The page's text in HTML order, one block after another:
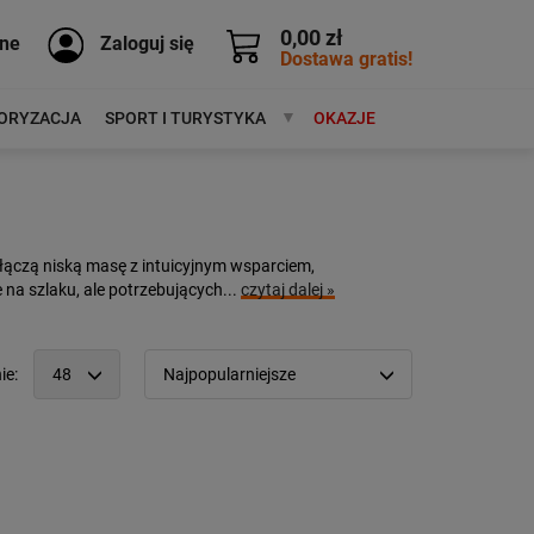
0,00 zł
Dostawa gratis!
Zaloguj się
SPORT I TURYSTYKA MARKIOKAZJE
niską masę z intuicyjnym wsparciem,
szlaku, ale potrzebujących... czytaj dalej »
48 Najpopularniejsze